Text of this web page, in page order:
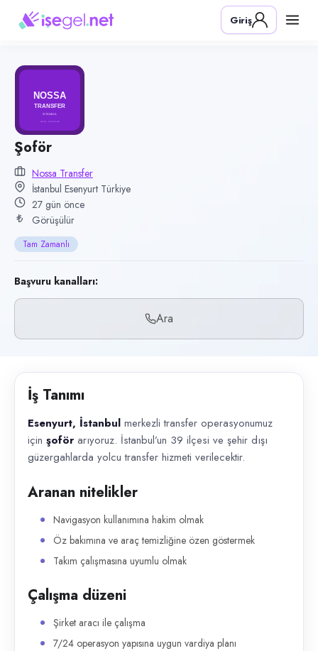
Pozisyon
Şoför
Nossa Transfer
Kategori
Lojistik & Taşımacılık
Konum
Esenyurt, İstanbul
Çalışma şekli
Tam Zamanlı
Yayın tarihi
9 Temmuz 2026
Son geçerlilik
7 Ekim 2026
İlan açıklaması
Esenyurt, İstanbul merkezli transfer operasyonumuz için şoför
Giriş
Şoför
Nossa Transfer
İstanbul Esenyurt Türkiye
27 gün önce
Görüşülür
Tam Zamanlı
Başvuru kanalları:
Ara
İş Tanımı
Esenyurt, İstanbul merkezli transfer operasyonumuz
için şoförarıyoruz. İstanbul’un 39 ilçesi ve şehir dışı
güzergahlarda yolcu transfer hizmeti verilecektir.
Aranan nitelikler
Navigasyon kullanımına hakim olmak
Öz bakımına ve araç temizliğine özen göstermek
Takım çalışmasına uyumlu olmak
Çalışma düzeni
Şirket aracı ile çalışma
7/24 operasyon yapısına uygun vardiya planı